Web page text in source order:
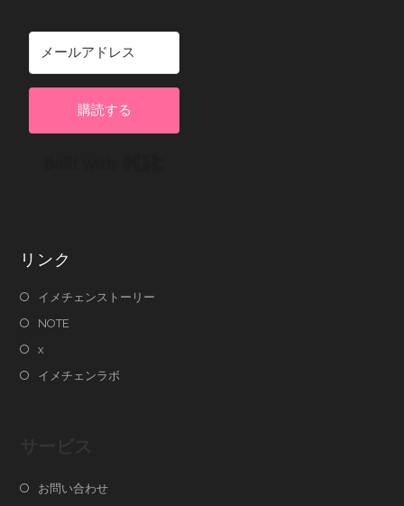
購読する
リンク
イメチェンストーリー
NOTE
x
イメチェンラボ
お問い合わせ